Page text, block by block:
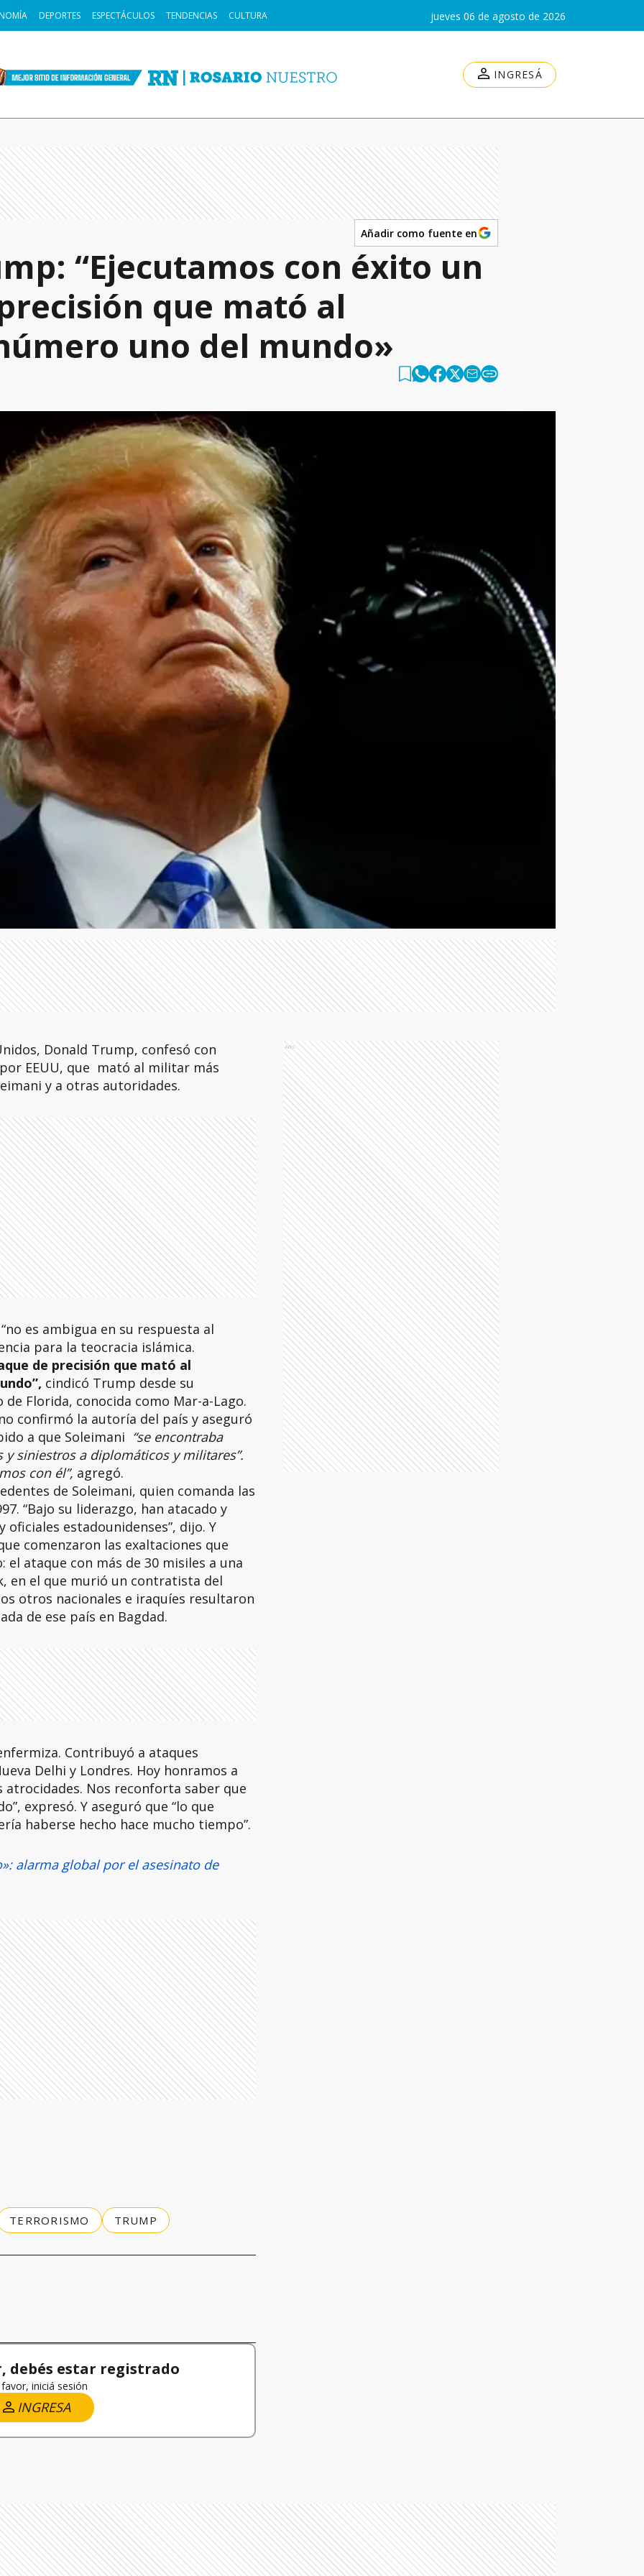
DEPORTES ESPECTÁCULOS TENDENCIAS CULTURA jueves 06 de agosto de 2026
INGRESÁ
Añadir como fuente en
“Ejecutamos con éxito un
que mató al
uno del mundo»
Donald Trump, confesó con
EEUU, que mató al militar más
y a otras autoridades.
es ambigua en su respuesta al
para la teocracia islámica.
de precisión que mató al
cindicó Trump desde su
Florida, conocida como Mar-a-Lago.
confirmó la autoría del país y aseguró
a que Soleimani “se encontraba
siniestros a diplomáticos y militares”.
con él”, agregó.
de Soleimani, quien comanda las
“Bajo su liderazgo, han atacado y
oficiales estadounidenses”, dijo. Y
comenzaron las exaltaciones que
ataque con más de 30 misiles a una
en el que murió un contratista del
otros nacionales e iraquíes resultaron
de ese país en Bagdad.
Contribuyó a ataques
Delhi y Londres. Hoy honramos a
atrocidades. Nos reconforta saber que
expresó. Y aseguró que “lo que
haberse hecho hace mucho tiempo”.
alarma global por el asesinato de
TERRORISMO TRUMP
debés estar registrado
iniciá sesión
INGRESA
Ads